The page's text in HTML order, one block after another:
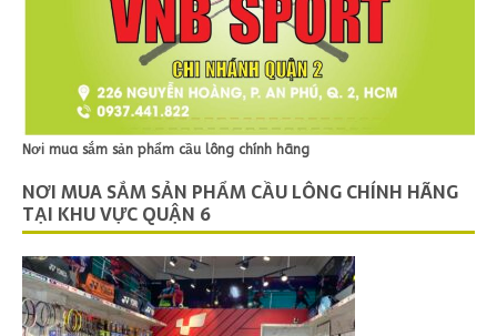
Nơi mua sắm sản phẩm cầu lông chính hãng
NƠI MUA SẮM SẢN PHẨM CẦU LÔNG CHÍNH HÃNG
TẠI KHU VỰC QUẬN 6